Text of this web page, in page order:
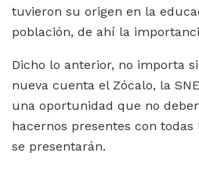
tuvieron su origen en la
población, de ahí la
Dicho lo anterior, no importa
nueva cuenta el Zócalo, la
una oportunidad que no
hacernos presentes con
se presentarán.